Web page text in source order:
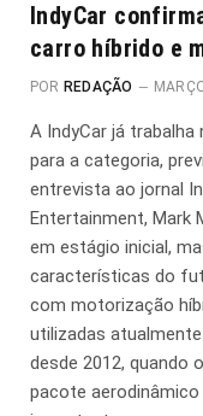
IndyCar
carro híbrido e
POR REDAÇÃO
A IndyCar já
para a categoria,
entrevista ao jornal
Entertainment, Mark
em estágio inicial,
características do
com motorização
utilizadas
desde 2012, quando
pacote